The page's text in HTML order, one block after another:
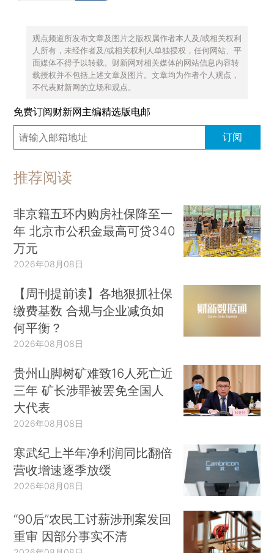
观点频道所发布文章及图片之版权属作者本人及/或相关权利
人所有，未经作者及/或相关权利人单独授权，任何网站、平
面媒体不得予以转载。财新网对相关媒体的网站信息内容转
载授权并不包括上述文章及图片。文章均为作者个人观点，
不代表财新网的立场和观点。
免费订阅财新网主编精选版电邮
订阅
推荐阅读
非京籍五环内购房社保降至一
年 北京市公积金最高可贷340
万元
2026年08月08日
【周刊提前读】各地狠抓社保
缴费基数 合规与企业减负如
何平衡？
2026年08月08日
贵州山脚树矿难致16人死亡近
三年 矿长涉罪被罢免全国人
大代表
2026年08月08日
寒武纪上半年净利润同比翻倍
营收增速逐季放缓
2026年08月08日
“90后”农民工讨薪涉刑案发回
重审 因部分事实不清